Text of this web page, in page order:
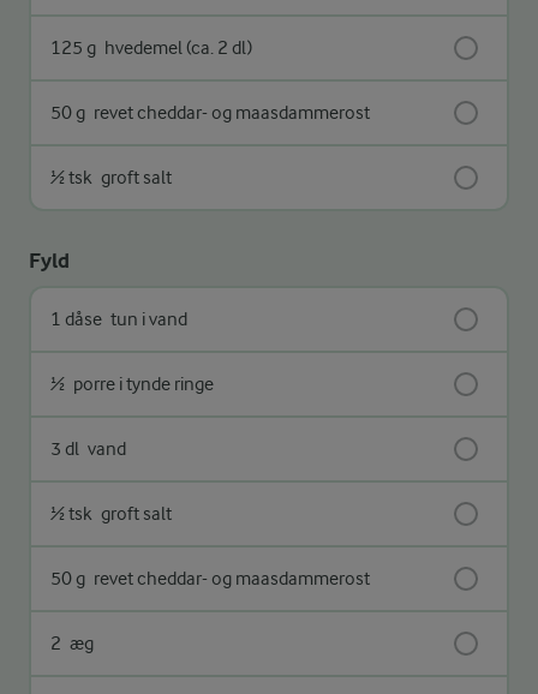
125 g hvedemel (ca. 2 dl)
50 g revet cheddar- og maasdammerost
½ tsk groft salt
Fyld
1 dåse tun i vand
½ porre i tynde ringe
3 dl vand
½ tsk groft salt
50 g revet cheddar- og maasdammerost
2 æg